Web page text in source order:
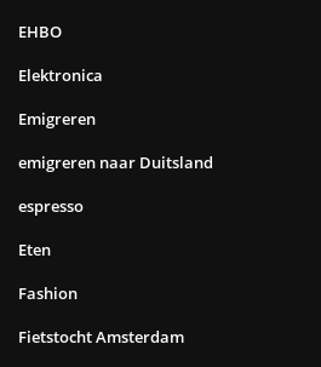
EHBO
Elektronica
Emigreren
emigreren naar Duitsland
espresso
Eten
Fashion
Fietstocht Amsterdam